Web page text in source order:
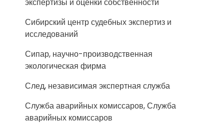
Сибирский центр судебных экспертиз и
исследований
Сипар, научно-производственная
экологическая фирма
След, независимая экспертная служба
Служба аварийных комиссаров, Служба
аварийных комиссаров